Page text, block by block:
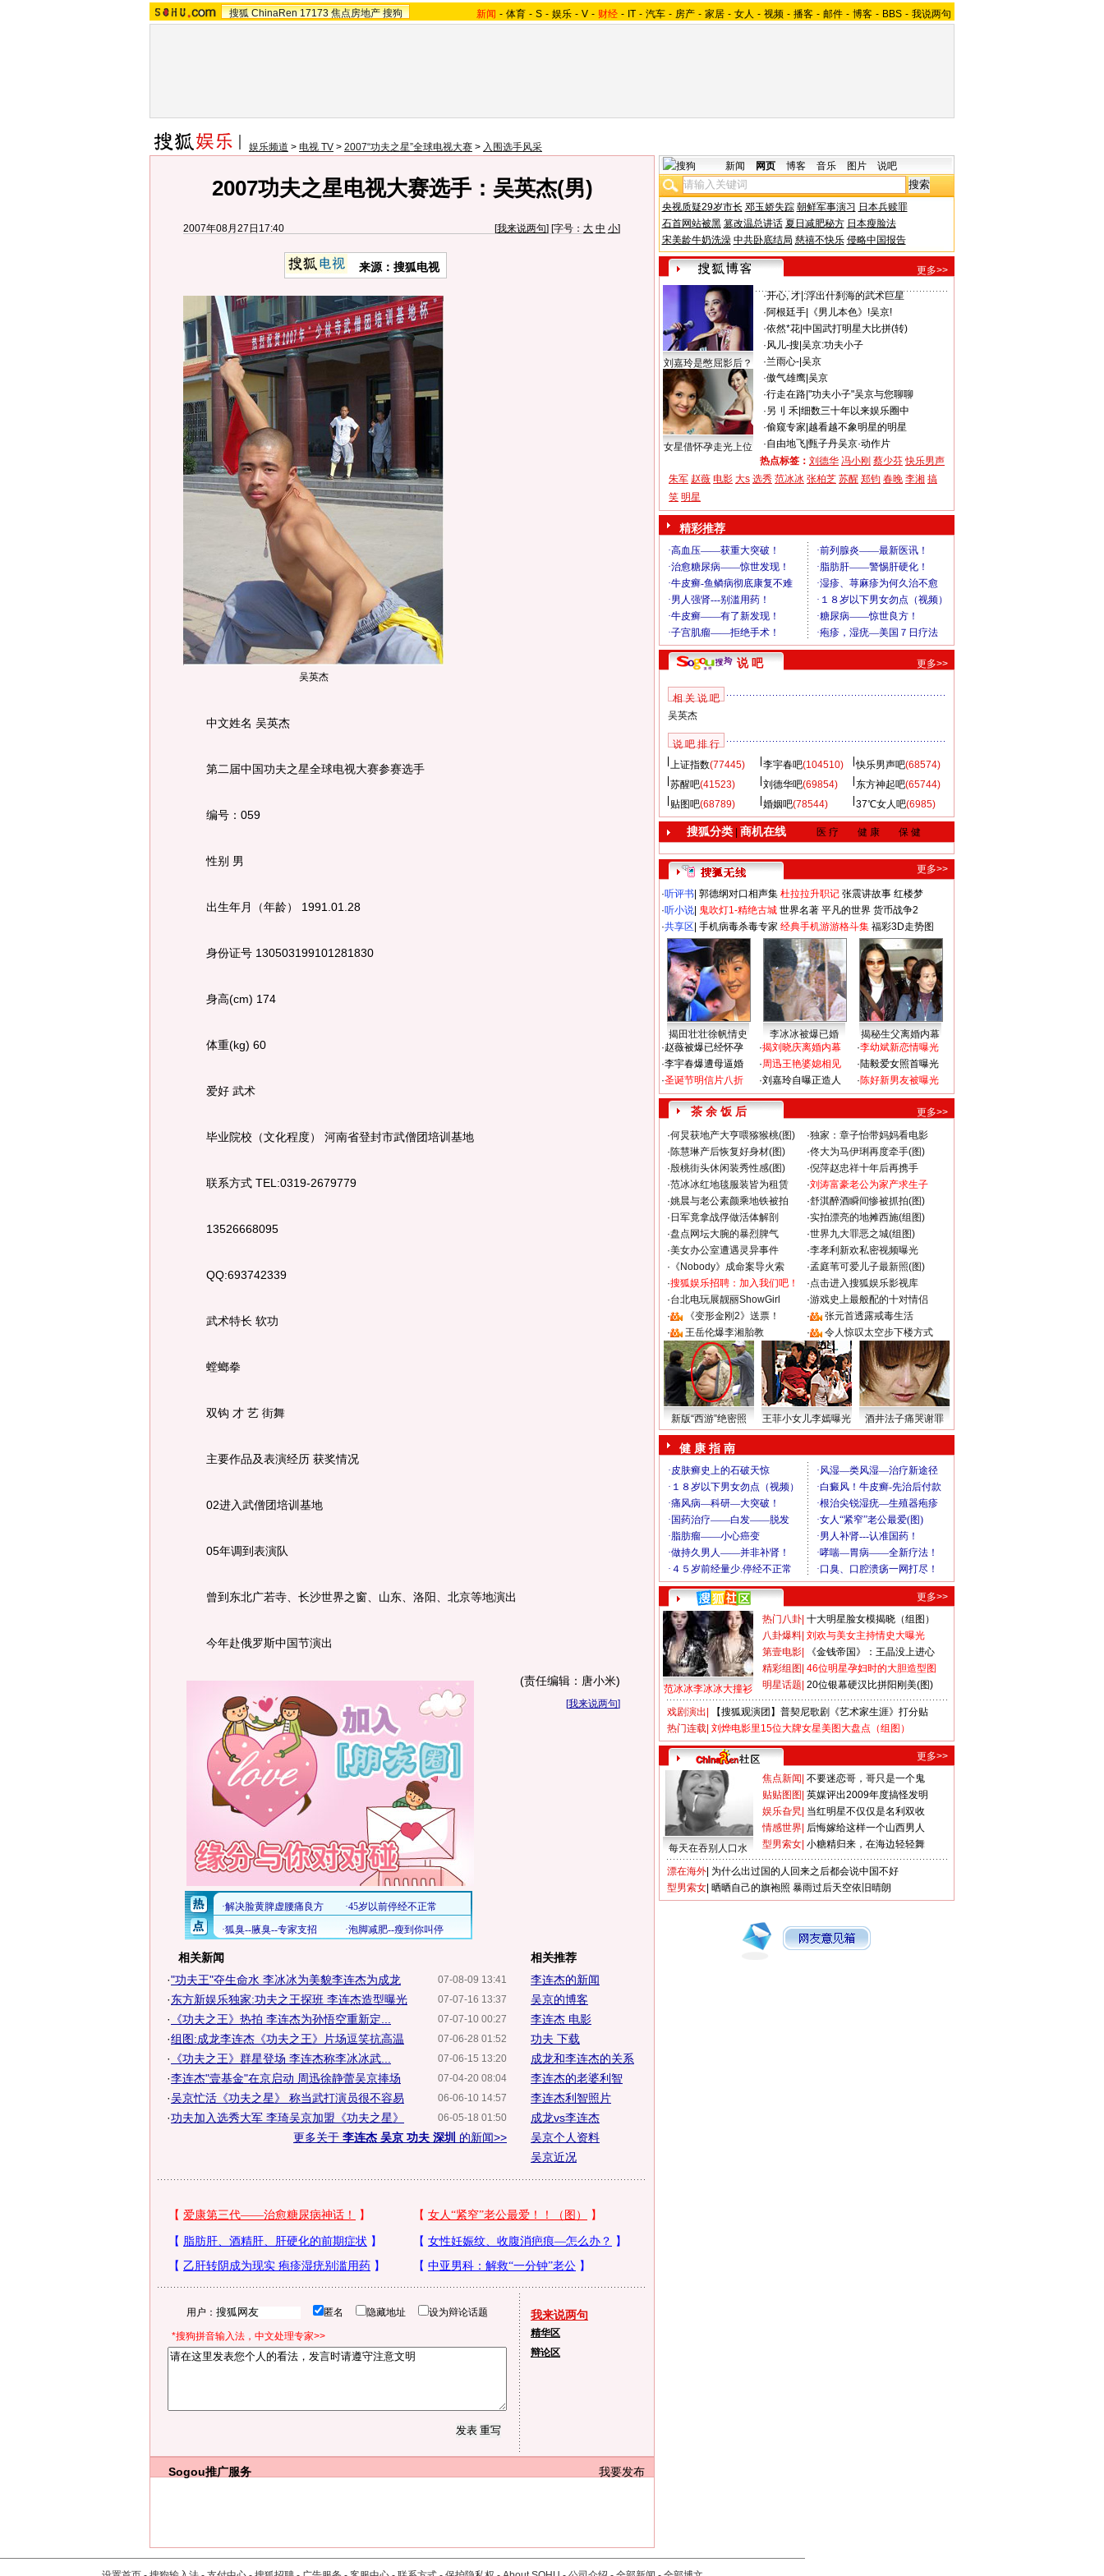
搜狐 ChinaRen 17173 焦点房地产 搜狗 新闻 - 体育 - S - 娱乐 - V - 财经 - IT - 汽车 - 房产 - 家居 - 女人 - 视频 - 播客 - 邮件 - 博客 - BBS - 我说两句
娱乐频道 > 电视 TV > 2007“功夫之星”全球电视大赛 > 入围选手风采
2007功夫之星电视大赛选手：吴英杰(男)
2007年08月27日17:40 [我来说两句] [字号： 大 中 小]
来源：搜狐电视
吴英杰
中文姓名 吴英杰
第二届中国功夫之星全球电视大赛参赛选手
编号：059
性别 男
出生年月（年龄） 1991.01.28
身份证号 130503199101281830
身高(cm) 174
体重(kg) 60
爱好 武术
毕业院校（文化程度） 河南省登封市武僧团培训基地
联系方式 TEL:0319-2679779
13526668095
QQ:693742339
武术特长 软功
螳螂拳
双钩 才 艺 街舞
主要作品及表演经历 获奖情况
02进入武僧团培训基地
05年调到表演队
曾到东北广若寺、长沙世界之窗、山东、洛阳、北京等地演出
今年赴俄罗斯中国节演出
(责任编辑：唐小米)
[我来说两句]
相关新闻
07-08-09 13:41
·"功夫王"夺生命水 李冰冰为美貌李连杰为成龙
07-07-16 13:37
·东方新娱乐独家:功夫之王探班 李连杰造型曝光
07-07-10 00:27
· 《功夫之王》热拍 李连杰为孙悟空重新定...
07-06-28 01:52
·组图:成龙李连杰《功夫之王》片场逗笑抗高温
07-06-15 13:20
· 《功夫之王》群星登场 李连杰称李冰冰武...
07-04-20 08:04
·李连杰"壹基金"在京启动 周迅徐静蕾吴京捧场
06-06-10 14:57
·吴京忙活《功夫之星》 称当武打演员很不容易
06-05-18 01:50
·功夫加入选秀大军 李琦吴京加盟《功夫之星》
更多关于 李连杰 吴京 功夫 深圳 的新闻>>
相关推荐
李连杰的新闻
吴京的博客
李连杰 电影
功夫 下载
成龙和李连杰的关系
李连杰的老婆利智
李连杰利智照片
成龙vs李连杰
吴京个人资料
吴京近况
用户： 匿名 隐藏地址 设为辩论话题
*搜狗拼音输入法，中文处理专家>>
我来说两句
精华区
辩论区
我要发布
Sogou推广服务
新闻 网页 博客 音乐 图片 说吧
央视质疑29岁市长 邓玉娇失踪 朝鲜军事演习 日本兵赎罪
石首网站被黑 篡改温总讲话 夏日减肥秘方 日本瘦脸法
宋美龄牛奶洗澡 中共卧底结局 慈禧不快乐 侵略中国报告
更多>>
刘嘉玲是憋屈影后？
女星借怀孕走光上位
·开心, 才| :浮出什刹海的武术巨星
·阿根廷手|
《男儿本色》!吴京!
·依然*花| 中国武打明星大比拼(转)
·风儿-搜 吴京:功夫小子
·兰雨心-| 吴京
·傲气雄鹰| 吴京
·行走在路| "功夫小子"吴京与您聊聊
·另刂 禾| 细数三十年以来娱乐圈中
·偷窥专家 越看越不象明星的明星
·自由地飞| 甄子丹吴京·动作片
热点标签： 刘德华 冯小刚 蔡少芬 快乐男声
朱军 赵薇 电影 大s 选秀 范冰冰 张柏芝 苏醒 郑钧 春晚 李湘 搞
笑 明星
精彩推荐
说 吧 更多>>
相 关 说 吧
吴英杰
说 吧 排 行
上证指数(77445) 李宇春吧(104510) 快乐男声吧(68574)
苏醒吧(41523) 刘德华吧(69854) 东方神起吧(65744)
贴图吧(68789) 婚姻吧(78544) 37℃女人吧(6985)
搜狐分类| 商机在线 医 疗 健 康 保 健
更多>>
·听评书 郭德纲对口相声集 杜拉拉升职记 张震讲故事 红楼梦
·听小说 鬼吹灯1-精绝古城 世界名著 平凡的世界 货币战争2
·共享区 手机病毒杀毒专家 经典手机游游格斗集 福彩3D走势图
揭田壮壮徐帆情史 李冰冰被爆已婚
揭秘生父离婚内幕
·赵薇被爆已经怀孕
·李宇春爆遭母逼婚
·圣诞节明信片八折
·揭刘晓庆离婚内幕
·周迅王艳婆媳相见
·刘嘉玲自曝正造人
·李幼斌新恋情曝光
·陆毅爱女照首曝光
·陈好新男友被曝光
茶 余 饭 后
更多>>
·何炅获地产大亨喂猕猴桃(图) ·独家：章子怡带妈妈看电影
·陈慧琳产后恢复好身材(图) ·佟大为马伊琍再度牵手(图)
·殷桃街头休闲装秀性感(图) ·倪萍赵忠祥十年后再携手
·范冰冰红地毯服装皆为租赁 ·刘涛富豪老公为家产求生子
·姚晨与老公素颜乘地铁被拍 ·舒淇醉酒瞬间惨被抓拍(图)
· 日军竟拿战俘做活体解剖 ·实拍漂亮的地摊西施(组图)
·盘点网坛大腕的暴烈脾气 ·世界九大罪恶之城(组图)
·美女办公室遭遇灵异事件 ·李孝利新欢私密视频曝光
· 《Nobody》成命案导火索 ·孟庭苇可爱儿子最新照(图)
·搜狐娱乐招聘：加入我们吧！ ·点击进入搜狐娱乐影视库
·台北电玩展靓丽ShowGirl ·游戏史上最般配的十对情侣
·
《变形金刚2》送票！ ·
张元首透露戒毒生活
·
王岳伦爆李湘胎教 · 令人惊叹太空步下楼方式
新版“西游”绝密照 王菲小女儿李嫣曝光 酒井法子痛哭谢罪
健 康 指 南
更多>>
范冰冰李冰冰大撞衫
热门八卦 十大明星脸女模揭晓（组图）
八卦爆料 刘欢与美女主持情史大曝光
第壹电影
《金钱帝国》：王晶没上进心
精彩组图 46位明星孕妇时的大胆造型图
明星话题 20位银幕硬汉比拼阳刚美(图)
戏剧演出
【搜狐观演团】普契尼歌剧《艺术家生涯》打分贴
热门连载 刘烨电影里15位大牌女星美图大盘点（组图）
更多>>
每天在吞别人口水
焦点新闻 不要迷恋哥，哥只是一个鬼
贴贴图图 英媒评出2009年度搞怪发明
娱乐旮旯 当红明星不仅仅是名利双收
情感世界 后悔嫁给这样一个山西男人
型男索女 小糖精归来，在海边轻轻舞
漂在海外 为什么出过国的人回来之后都会说中国不好
型男索女 晒晒自己的旗袍照 暴雨过后天空依旧晴朗